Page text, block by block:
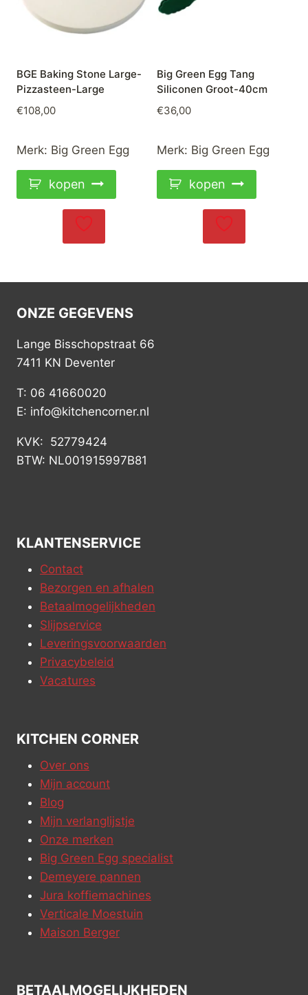
BGE Baking Stone Large-
Pizzasteen-Large
€108,00
Merk: Big Green Egg
kopen
Big Green Egg Tang
Siliconen Groot-40cm
€36,00
Merk: Big Green Egg
kopen
ONZE GEGEVENS
Lange Bisschopstraat 66
7411 KN Deventer
T: 06 41660020
E: info@kitchencorner.nl
KVK: 52779424
BTW: NL001915997B81
KLANTENSERVICE
Contact
Bezorgen en afhalen
Betaalmogelijkheden
Slijpservice
Leveringsvoorwaarden
Privacybeleid
Vacatures
KITCHEN CORNER
Over ons
Mijn account
Blog
Mijn verlanglijstje
Onze merken
Big Green Egg specialist
Demeyere pannen
Jura koffiemachines
Verticale Moestuin
Maison Berger
BETAALMOGELIJKHEDEN